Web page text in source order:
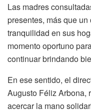
Las madres
presentes, más que
tranquilidad en sus
momento oportuno
continuar brindando
En ese sentido, el
Augusto Féliz Arbona,
acercar la mano